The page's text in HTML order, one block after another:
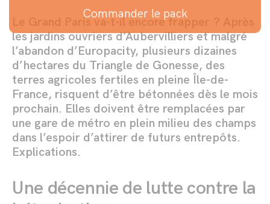
Le Grand Paris va-t-il encore frapper ? Après
les jardins ouvriers d’Aubervilliers et malgré
l’abandon d’Europacity, plusieurs dizaines
d’hectares du Triangle de Gonesse, des
terres agricoles fertiles en pleine Île-de-
France, risquent d’être bétonnées dès le mois
prochain. Elles doivent être remplacées par
une gare de métro en plein milieu des champs
dans l’espoir d’attirer de futurs entrepôts.
Explications.
Une décennie de lutte contre la
Commander le pack